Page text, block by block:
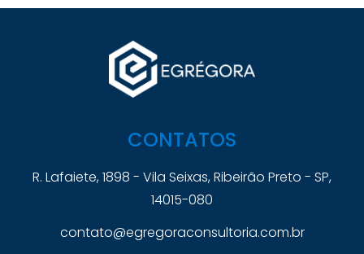
CONTATOS
R. Lafaiete, 1898 - Vila Seixas, Ribeirão Preto - SP,
14015-080
contato@egregoraconsultoria.com.br